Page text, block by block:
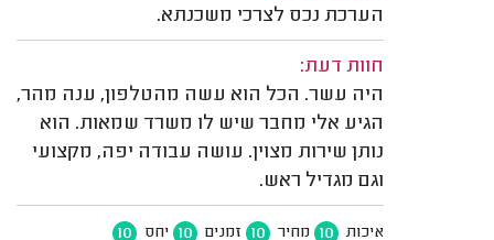
הערכת נכס לצרכי משכנתא.
חוות דעת:
היה עשר. הכל הוא עשה מהטלפון, ענה מהר,
הגיע אלי מחבר שיש לו משרד שמאות. הוא
נותן שירות מצוין. עושה עבודה יפה, מקצועי
וגם מגדיל ראש.
איכות 10 מחיר 10 זמנים 10 יחס 10